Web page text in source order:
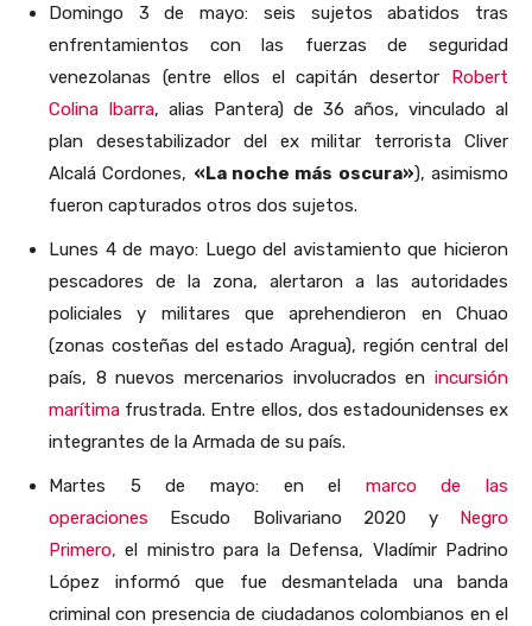
Domingo 3 de mayo: seis sujetos abatidos tras
enfrentamientos con las fuerzas de seguridad
venezolanas (entre ellos el capitán desertor Robert
Colina Ibarra, alias Pantera) de 36 años, vinculado al
plan desestabilizador del ex militar terrorista Cliver
Alcalá Cordones, «La noche más oscura»), asimismo
fueron capturados otros dos sujetos.
Lunes 4 de mayo: Luego del avistamiento que hicieron
pescadores de la zona, alertaron a las autoridades
policiales y militares que aprehendieron en Chuao
(zonas costeñas del estado Aragua), región central del
país, 8 nuevos mercenarios involucrados en incursión
marítima frustrada. Entre ellos, dos estadounidenses ex
integrantes de la Armada de su país.
Martes 5 de mayo: en el marco de las
operaciones Escudo Bolivariano 2020 yNegro
Primero, el ministro para la Defensa, Vladímir Padrino
López informó que fue desmantelada una banda
criminal con presencia de ciudadanos colombianos en el